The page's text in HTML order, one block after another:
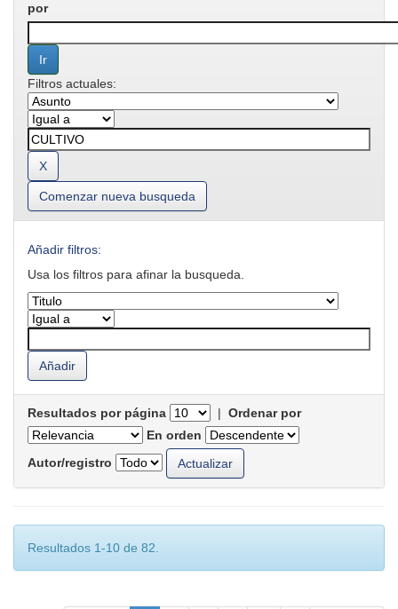
por
Filtros actuales:
Comenzar nueva busqueda
Añadir filtros:
Usa los filtros para afinar la busqueda.
Resultados por página | Ordenar por
En orden
Autor/registro
Resultados 1-10 de 82.